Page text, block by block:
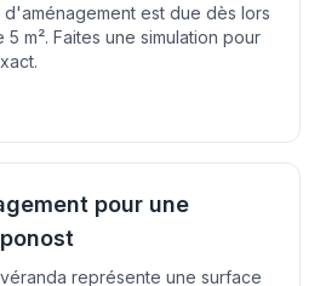
d'aménagement est due dès lors
m². Faites une simulation pour
pour une
représente une surface